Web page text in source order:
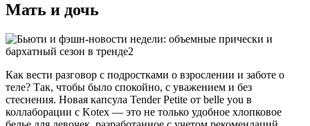
Мать и дочь
Как вести разговор с подростками о взрослении и заботе о
теле? Так, чтобы было спокойно, с уважением и без
стеснения. Новая капсула Tender Petite от belle you в
коллаборации с Kotex — это не только удобное хлопковое